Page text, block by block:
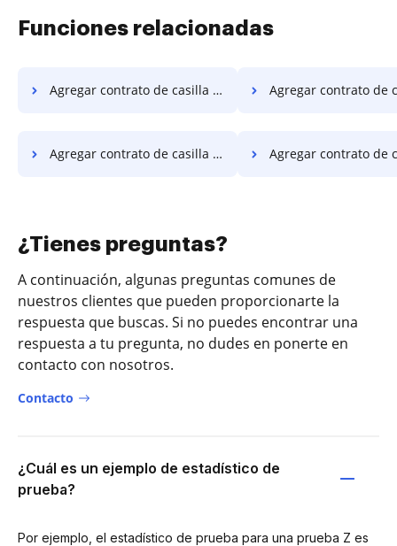
Funciones relacionadas
Agregar contrato de casilla de verificación en Macbook Agregar contrato de casilla de verificación
Agregar contrato de casilla de verificación en el sitio web Agregar contrato de casilla de
¿Tienes preguntas?
A continuación, algunas preguntas comunes de
nuestros clientes que pueden proporcionarte la
respuesta que buscas. Si no puedes encontrar una
respuesta a tu pregunta, no dudes en ponerte en
contacto con nosotros.
Contacto
¿Cuál es un ejemplo de estadístico de
prueba?
Por ejemplo, el estadístico de prueba para una prueba Z es